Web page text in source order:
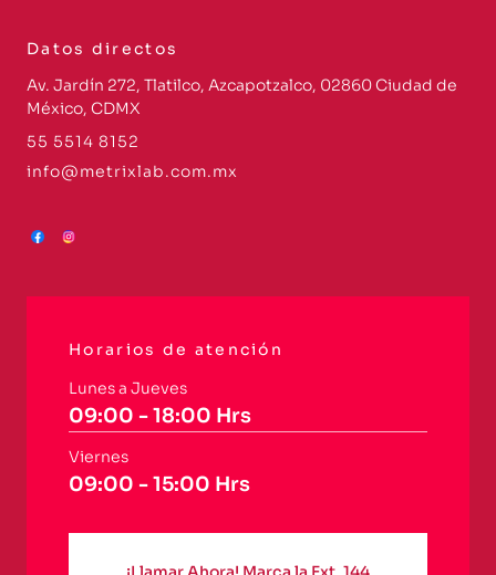
Datos directos
Av. Jardín 272, Tlatilco, Azcapotzalco, 02860 Ciudad de
México, CDMX
55 5514 8152
info@metrixlab.com.mx
Horarios de atención
Lunes a Jueves
09:00 - 18:00 Hrs
Viernes
09:00 - 15:00 Hrs